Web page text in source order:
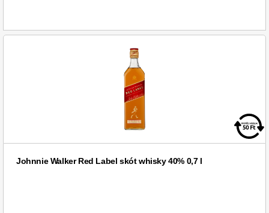
Johnnie Walker Red Label skót whisky 40% 0,7 l